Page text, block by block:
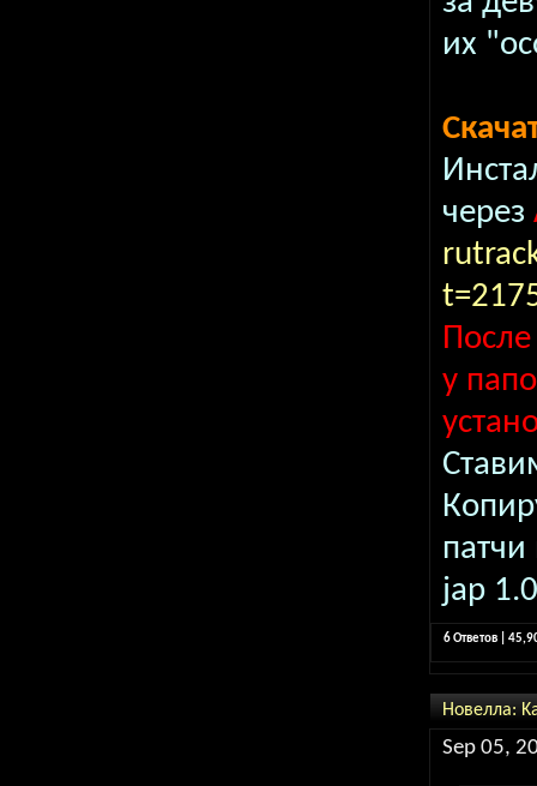
их
через
у
патчи
jap
6 Ответов |
Новелла:
Sep 05,